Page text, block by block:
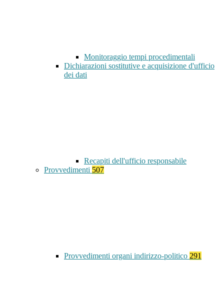
Monitoraggio tempi procedimentali
Dichiarazioni sostitutive e acquisizione d'ufficio
dei dati
Recapiti dell'ufficio responsabile
Provvedimenti 507
Provvedimenti organi indirizzo-politico 291